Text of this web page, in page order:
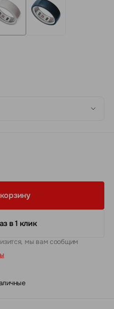
в 1 клик
мы вам сообщим